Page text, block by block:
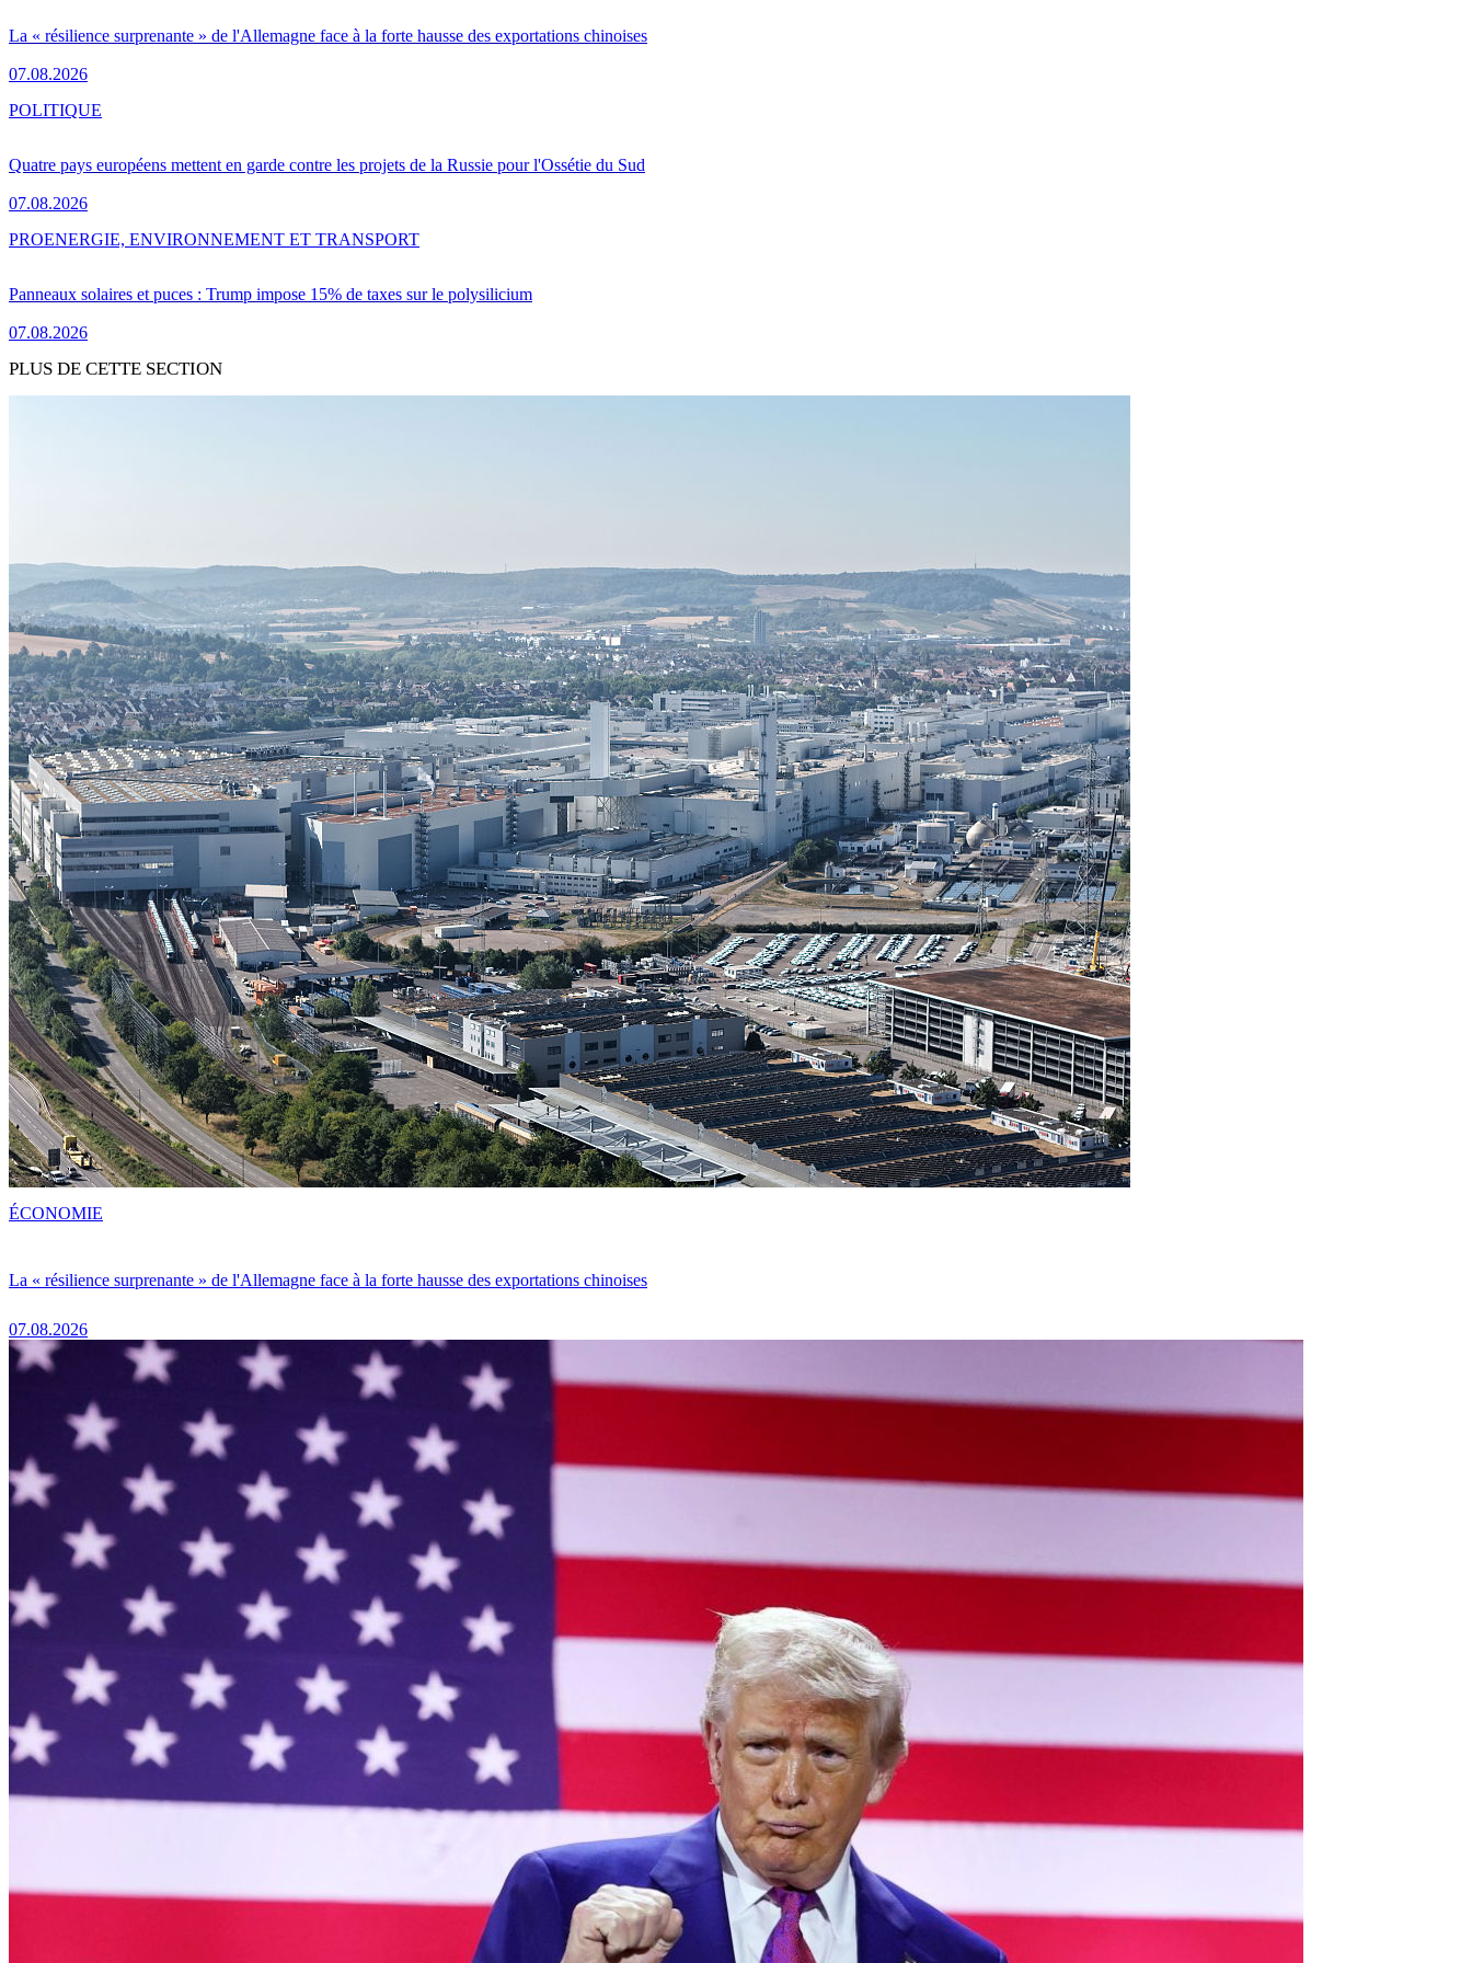
La « résilience surprenante » de l'Allemagne face à la forte hausse des exportations chinoises
07.08.2026
Quatre pays européens mettent en garde contre les projets de la Russie pour l'Ossétie du Sud
07.08.2026
POLITIQUE
Panneaux solaires et puces : Trump impose 15% de taxes sur le polysilicium
07.08.2026
PROENERGIE, ENVIRONNEMENT ET TRANSPORT
PLUS DE CETTE SECTION
La « résilience surprenante » de l'Allemagne face à la forte hausse des exportations chinoises
07.08.2026
ÉCONOMIE